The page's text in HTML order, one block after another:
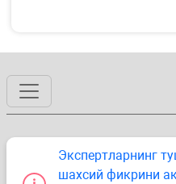
Экспертларнинг
шахсий фикрини